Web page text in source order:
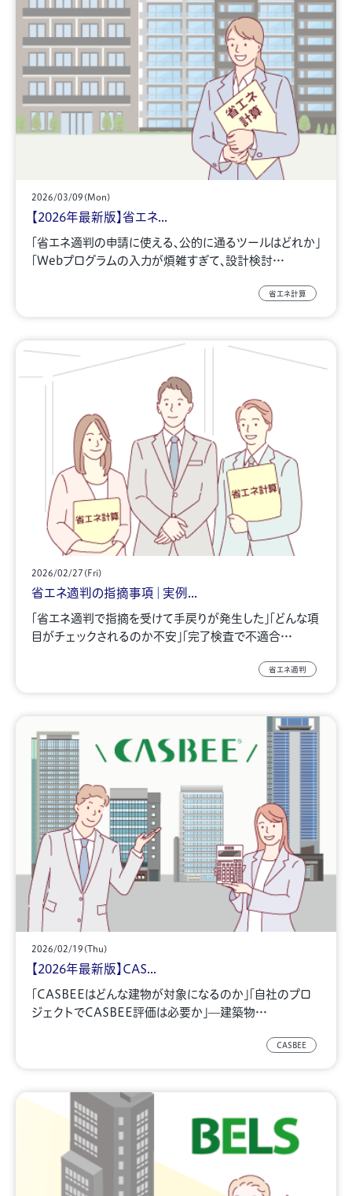
2026/03/09(Mon)
【2026年最新版】省エネ...
「省エネ適判の申請に使える、公的に通るツールはどれか」
「Webプログラムの入力が煩雑すぎて、設計検討…
省エネ計算
2026/02/27(Fri)
省エネ適判の指摘事項｜実例...
「省エネ適判で指摘を受けて手戻りが発生した」「どんな項
目がチェックされるのか不安」「完了検査で不適合…
省エネ適判
2026/02/19(Thu)
【2026年最新版】CAS...
「CASBEEはどんな建物が対象になるのか」「自社のプロ
ジェクトでCASBEE評価は必要か」—建築物…
CASBEE